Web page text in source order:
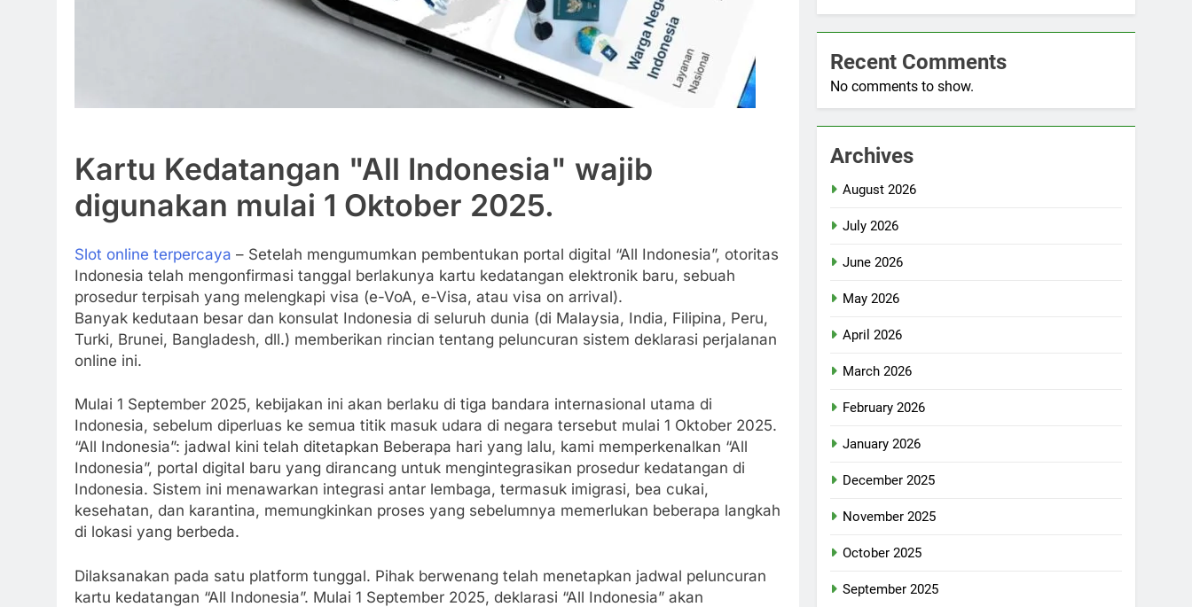
Kartu Kedatangan "All Indonesia" wajib
digunakan mulai 1 Oktober 2025.
Slot online terpercaya – Setelah mengumumkan pembentukan portal digital “All Indonesia”, otoritas
Indonesia telah mengonfirmasi tanggal berlakunya kartu kedatangan elektronik baru, sebuah
prosedur terpisah yang melengkapi visa (e-VoA, e-Visa, atau visa on arrival).
Banyak kedutaan besar dan konsulat Indonesia di seluruh dunia (di Malaysia, India, Filipina, Peru,
Turki, Brunei, Bangladesh, dll.) memberikan rincian tentang peluncuran sistem deklarasi perjalanan
online ini.
Mulai 1 September 2025, kebijakan ini akan berlaku di tiga bandara internasional utama di
Indonesia, sebelum diperluas ke semua titik masuk udara di negara tersebut mulai 1 Oktober 2025.
“All Indonesia”: jadwal kini telah ditetapkan Beberapa hari yang lalu, kami memperkenalkan “All
Indonesia”, portal digital baru yang dirancang untuk mengintegrasikan prosedur kedatangan di
Indonesia. Sistem ini menawarkan integrasi antar lembaga, termasuk imigrasi, bea cukai,
kesehatan, dan karantina, memungkinkan proses yang sebelumnya memerlukan beberapa langkah
di lokasi yang berbeda.
Dilaksanakan pada satu platform tunggal. Pihak berwenang telah menetapkan jadwal peluncuran
kartu kedatangan “All Indonesia”. Mulai 1 September 2025, deklarasi “All Indonesia” akan
Recent Comments
No comments to show.
Archives
August 2026
July 2026
June 2026
May 2026
April 2026
March 2026
February 2026
January 2026
December 2025
November 2025
October 2025
September 2025